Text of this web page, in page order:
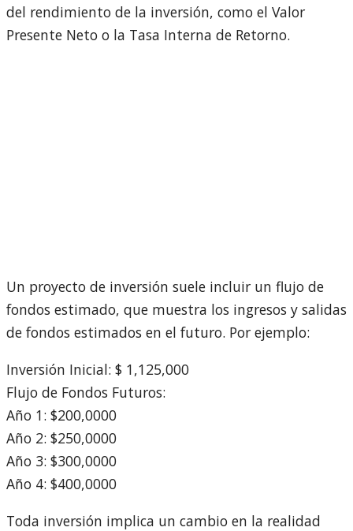
del rendimiento de la inversión, como el Valor
Presente Neto o la Tasa Interna de Retorno.
Un proyecto de inversión suele incluir un flujo de
fondos estimado, que muestra los ingresos y salidas
de fondos estimados en el futuro. Por ejemplo:
Inversión Inicial: $ 1,125,000
Flujo de Fondos Futuros:
Año 1: $200,0000
Año 2: $250,0000
Año 3: $300,0000
Año 4: $400,0000
Toda inversión implica un cambio en la realidad